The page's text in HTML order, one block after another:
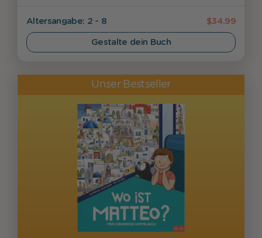
$34.99
Alters­angabe: 2 - 8
Gestalte dein Buch
Unser Bestseller